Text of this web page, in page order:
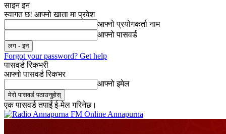
साइन इन
स्वागत छ! आफ्नो खाता मा प्रवेश
आफ्नो प्रयोगकर्ता नाम
आफ्नो पासवर्ड
Forgot your password? Get help
पासवर्ड रिकभरी
आफ्नो पासवर्ड रिकभर
आफ्नो इमेल
एक पासवर्ड तपाईं ई-मेल गरिनेछ।
Online Annapurna